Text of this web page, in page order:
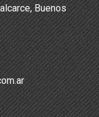
Buenos